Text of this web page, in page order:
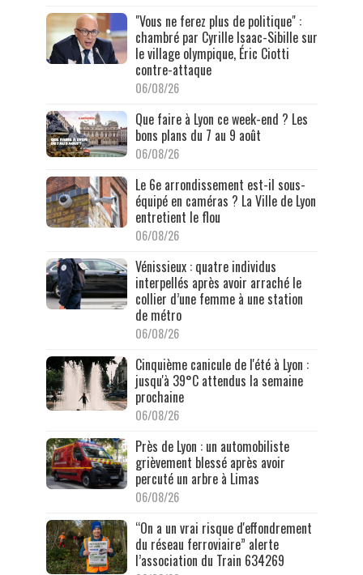
"Vous ne ferez plus de politique" :
chambré par Cyrille Isaac-Sibille sur
le village olympique, Éric Ciotti
contre-attaque
06/08/26
Que faire à Lyon ce week-end ? Les
bons plans du 7 au 9 août
06/08/26
Le 6e arrondissement est-il sous-
équipé en caméras ? La Ville de Lyon
entretient le flou
06/08/26
Vénissieux : quatre individus
interpellés après avoir arraché le
collier d’une femme à une station
de métro
06/08/26
Cinquième canicule de l'été à Lyon :
jusqu'à 39°C attendus la semaine
prochaine
06/08/26
Près de Lyon : un automobiliste
grièvement blessé après avoir
percuté un arbre à Limas
06/08/26
“On a un vrai risque d'effondrement
du réseau ferroviaire” alerte
l’association du Train 634269